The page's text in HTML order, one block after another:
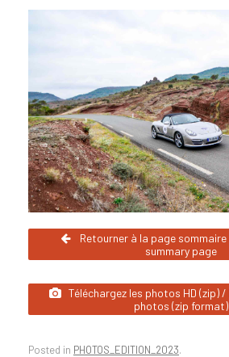
Retourner à la page
summary page
Téléchargez les photos HD (zip)
photos (zip format)
Posted in PHOTOS_EDITION_2023.